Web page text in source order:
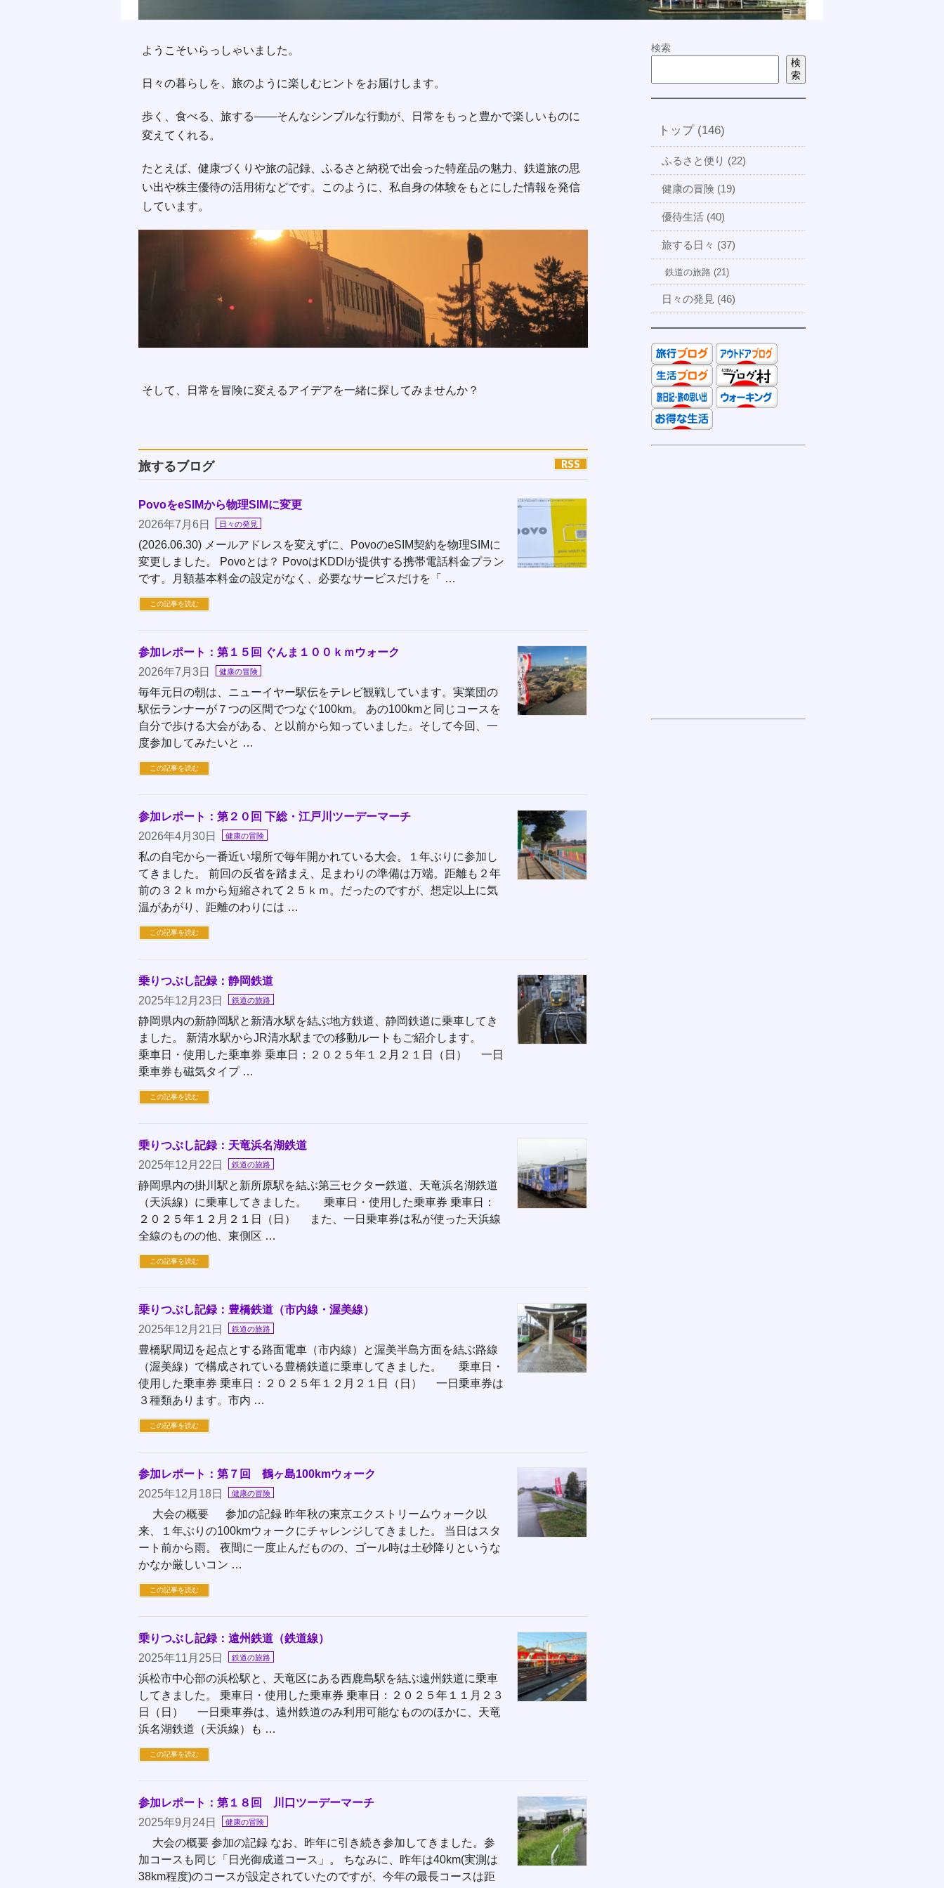
ようこそいらっしゃいました。
日々の暮らしを、旅のように楽しむヒントをお届けします。
歩く、食べる、旅する――そんなシンプルな行動が、日常をもっと豊かで楽しいものに
変えてくれる。
たとえば、健康づくりや旅の記録、ふるさと納税で出会った特産品の魅力、鉄道旅の思
い出や株主優待の活用術などです。このように、私自身の体験をもとにした情報を発信
しています。
そして、日常を冒険に変えるアイデアを一緒に探してみませんか？
旅するブログ RSS
PovoをeSIMから物理SIMに変更
2026年7月6日
日々の発見
(2026.06.30) メールアドレスを変えずに、PovoのeSIM契約を物理SIMに
変更しました。 Povoとは？ PovoはKDDIが提供する携帯電話料金プラン
です。月額基本料金の設定がなく、必要なサービスだけを「 …
この記事を読む
参加レポート：第１５回 ぐんま１００ｋｍウォーク
2026年7月3日
健康の冒険
毎年元日の朝は、ニューイヤー駅伝をテレビ観戦しています。実業団の
駅伝ランナーが７つの区間でつなぐ100km。 あの100kmと同じコースを
自分で歩ける大会がある、と以前から知っていました。そして今回、一
度参加してみたいと …
この記事を読む
参加レポート：第２０回 下総・江戸川ツーデーマーチ
2026年4月30日
健康の冒険
私の自宅から一番近い場所で毎年開かれている大会。１年ぶりに参加し
てきました。 前回の反省を踏まえ、足まわりの準備は万端。距離も２年
前の３２ｋｍから短縮されて２５ｋｍ。だったのですが、想定以上に気
温があがり、距離のわりには …
この記事を読む
乗りつぶし記録：静岡鉄道
2025年12月23日
鉄道の旅路
静岡県内の新静岡駅と新清水駅を結ぶ地方鉄道、静岡鉄道に乗車してき
ました。 新清水駅からJR清水駅までの移動ルートもご紹介します。
乗車日・使用した乗車券 乗車日：２０２５年１２月２１日（日） 一日
乗車券も磁気タイプ …
この記事を読む
乗りつぶし記録：天竜浜名湖鉄道
2025年12月22日
鉄道の旅路
静岡県内の掛川駅と新所原駅を結ぶ第三セクター鉄道、天竜浜名湖鉄道
（天浜線）に乗車してきました。 乗車日・使用した乗車券 乗車日：
２０２５年１２月２１日（日） また、一日乗車券は私が使った天浜線
全線のものの他、東側区 …
この記事を読む
乗りつぶし記録：豊橋鉄道（市内線・渥美線）
2025年12月21日
鉄道の旅路
豊橋駅周辺を起点とする路面電車（市内線）と渥美半島方面を結ぶ路線
（渥美線）で構成されている豊橋鉄道に乗車してきました。 乗車日・
使用した乗車券 乗車日：２０２５年１２月２１日（日） 一日乗車券は
３種類あります。市内 …
この記事を読む
参加レポート：第７回 鶴ヶ島100kmウォーク
2025年12月18日
健康の冒険
大会の概要 参加の記録 昨年秋の東京エクストリームウォーク以
来、１年ぶりの100kmウォークにチャレンジしてきました。 当日はスタ
ート前から雨。 夜間に一度止んだものの、ゴール時は土砂降りというな
かなか厳しいコン …
この記事を読む
乗りつぶし記録：遠州鉄道（鉄道線）
2025年11月25日
鉄道の旅路
浜松市中心部の浜松駅と、天竜区にある西鹿島駅を結ぶ遠州鉄道に乗車
してきました。 乗車日・使用した乗車券 乗車日：２０２５年１１月２３
日（日） 一日乗車券は、遠州鉄道のみ利用可能なもののほかに、天竜
浜名湖鉄道（天浜線）も …
この記事を読む
参加レポート：第１８回 川口ツーデーマーチ
2025年9月24日
健康の冒険
大会の概要 参加の記録 なお、昨年に引き続き参加してきました。参
加コースも同じ「日光御成道コース」。 ちなみに、昨年は40km(実測は
38km程度)のコースが設定されていたのですが、今年の最長コースは距
検索
検
索
トップ (146)
ふるさと便り (22)
健康の冒険 (19)
優待生活 (40)
旅する日々 (37)
鉄道の旅路 (21)
日々の発見 (46)